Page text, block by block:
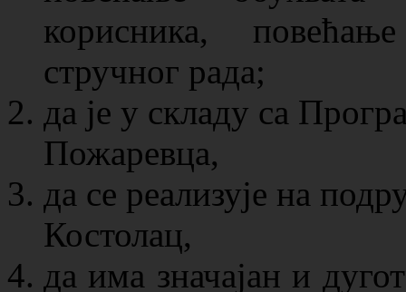
корисника,
стручног рада;
да је у складу са
Пожаревца,
да се реализује на
Костолац,
да има значајан и